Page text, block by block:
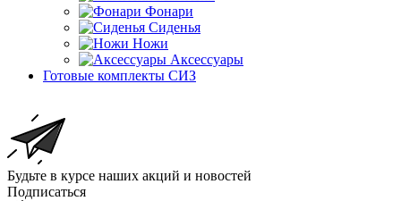
Фонари
Сиденья
Ножи
Аксессуары
Готовые комплекты СИЗ
Будьте в курсе наших акций и новостей
Подписаться